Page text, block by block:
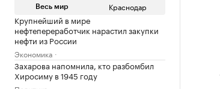
Весь мир Краснодар
Крупнейший в мире
нефтепереработчик нарастил закупки
нефти из России
Экономика
Захарова напомнила, кто разбомбил
Хиросиму в 1945 году